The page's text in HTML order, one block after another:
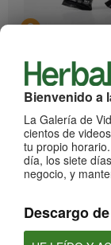
Bienvenido a
La Galería de
cientos de
tu propio
día, los siete
negocio, y
Descargo
Herbalife24
¡Llegaron las barras